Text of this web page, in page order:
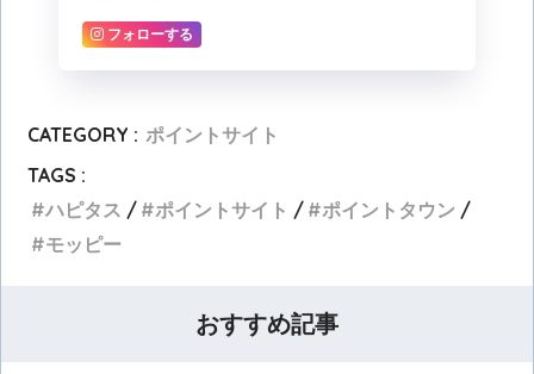
フォローする
CATEGORY : ポイントサイト
TAGS :
ハピタス
ポイントサイト
ポイントタウン
モッピー
おすすめ記事